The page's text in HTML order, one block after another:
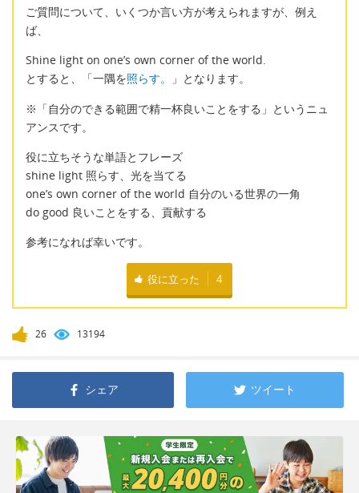
ご質問について、いくつか言い方が考えられますが、例え
ば、
Shine light on one’s own corner of the world.
とすると、「一隅を照らす。
」となります。
※「自分のできる範囲で精一杯良いことをする」というニュ
アンスです。
役に立ちそうな単語とフレーズ
shine light 照らす、光を当てる
one’s own corner of the world 自分のいる世界の一角
do good 良いことをする、貢献する
参考になれば幸いです。
役に立った 4
26 13194
シェア ツイート